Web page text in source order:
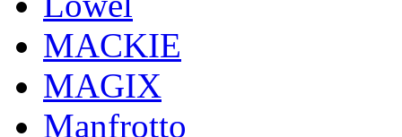
MACKIE
MAGIX
Manfrotto